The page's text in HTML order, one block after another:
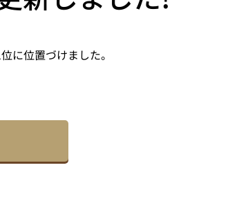
に位置づけました。